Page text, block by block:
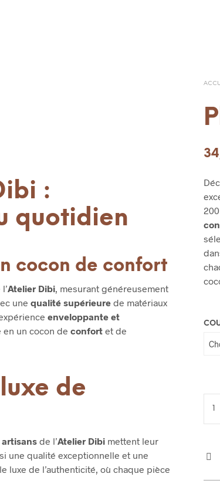
:
quotidien
cocon de confort
Atelier Dibi, mesurant généreusement
une qualité supérieure de matériaux
enveloppante et
un cocon de confort et de
de
artisans de l’Atelier Dibi mettent leur
une qualité exceptionnelle et une
luxe de l’authenticité, où chaque pièce